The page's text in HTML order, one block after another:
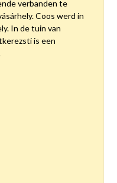
verbanden te
Coos werd in
In de tuin van
is een